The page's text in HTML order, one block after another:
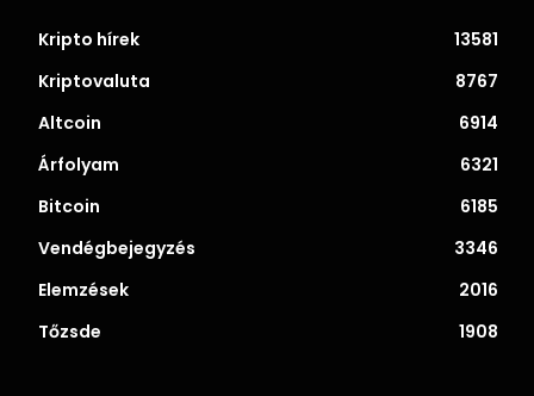
Kripto hírek
13581
Kriptovaluta
8767
Altcoin
6914
Árfolyam
6321
Bitcoin
6185
Vendégbejegyzés
3346
Elemzések
2016
Tőzsde
1908